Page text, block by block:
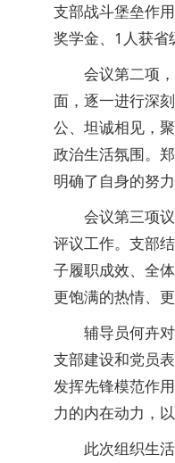
支部战斗堡垒作
奖学金、1人获省
会议第二项
面，逐一进行深
公、坦诚相见，
政治生活氛围。
明确了自身的努
会议第三项
评议工作。支部
子履职成效、全
更饱满的热情、
辅导员何卉
支部建设和党员
发挥先锋模范作
力的内在动力，
此次组织生